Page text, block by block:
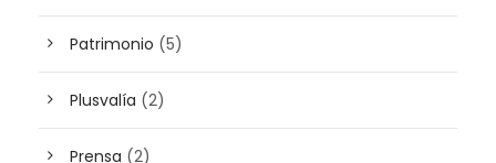
Patrimonio (5)
Plusvalía (2)
Prensa (2)